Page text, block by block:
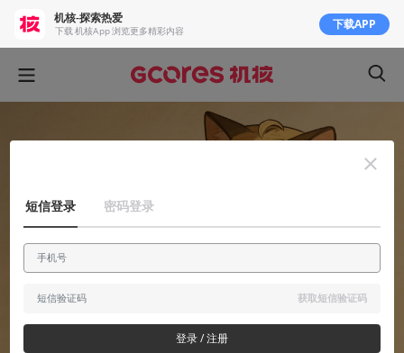
机核-探索热爱
下载 机核App 浏览更多精彩内容 下载APP
短信登录 密码登录
获取短信验证码
登录 / 注册